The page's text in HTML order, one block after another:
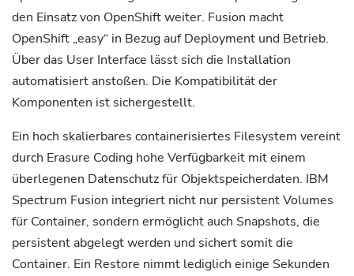
den Einsatz von OpenShift weiter. Fusion macht
OpenShift „easy“ in Bezug auf Deployment und Betrieb.
Über das User Interface lässt sich die Installation
automatisiert anstoßen. Die Kompatibilität der
Komponenten ist sichergestellt.
Ein hoch skalierbares containerisiertes Filesystem vereint
durch Erasure Coding hohe Verfügbarkeit mit einem
überlegenen Datenschutz für Objektspeicherdaten. IBM
Spectrum Fusion integriert nicht nur persistent Volumes
für Container, sondern ermöglicht auch Snapshots, die
persistent abgelegt werden und sichert somit die
Container. Ein Restore nimmt lediglich einige Sekunden